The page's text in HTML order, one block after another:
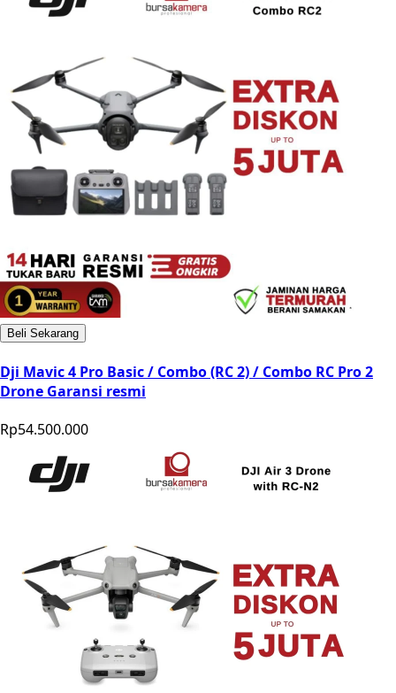
Beli Sekarang
Dji Mavic 4 Pro Basic / Combo (RC 2) / Combo RC Pro 2
Drone Garansi resmi
Rp54.500.000